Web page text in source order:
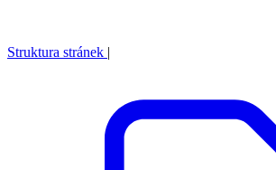
Struktura stránek |